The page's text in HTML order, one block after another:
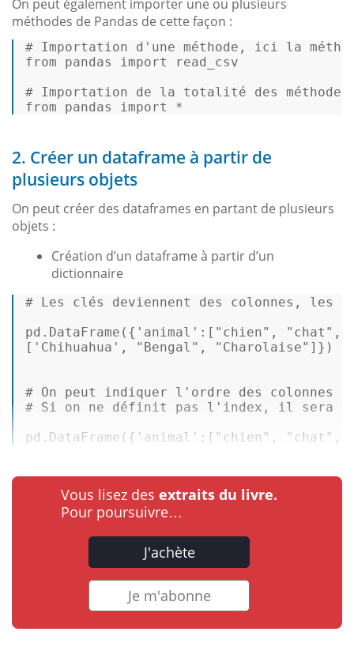
On peut également importer une ou plusieurs
méthodes de Pandas de cette façon :
# Importation d'une méthode, ici la
from pandas import
read_csv
# Importation de la totalité des méthodes
from pandas import *
2. Créer un dataframe à partir de
plusieurs objets
On peut créer des dataframes en partant de plusieurs
objets :
Création d’un dataframe à partir d’un
dictionnaire
# Les clés deviennent des colonnes, les
pd.DataFrame({ 'animal' :[ "chien" , "chat" ,
[ 'Chihuahua' , "Bengal" , "Charolaise" ]})
# On peut indiquer l'ordre des
# Si on ne définit pas l'index, il sera
pd.DataFrame({ 'animal' :[ "chien" , "chat" ,
Vous lisez des extraits du livre.
Pour poursuivre…
J'achète
Je m'abonne